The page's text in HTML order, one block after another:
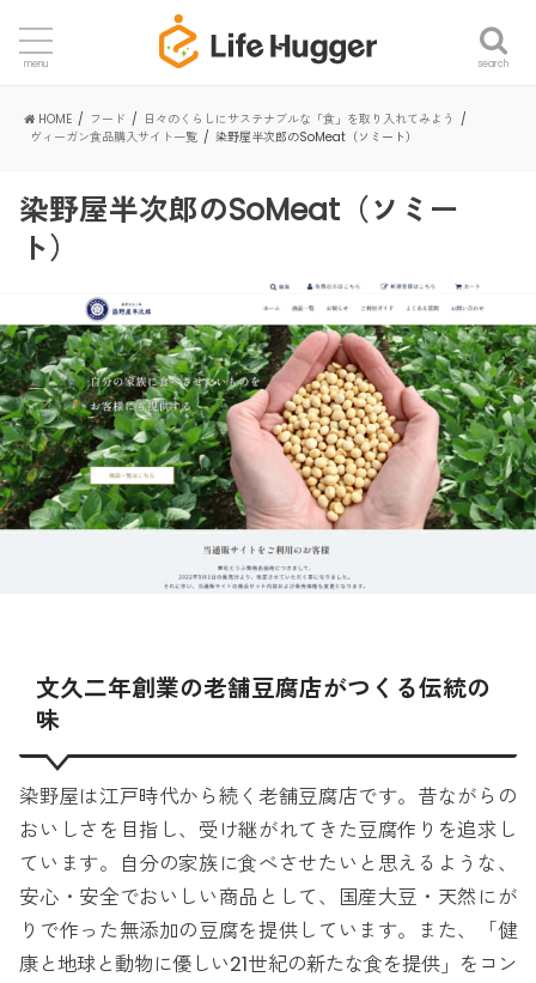
search
menu
HOME フード
日々のくらしにサステナブルな「食」を取り入れてみよう
ヴィーガン食品購入サイト一覧
染野屋半次郎のSoMeat（ソミート）
染野屋半次郎のSoMeat（ソミー
ト）
文久二年創業の老舗豆腐店がつくる伝統の
味
染野屋は江戸時代から続く老舗豆腐店です。昔ながらの
おいしさを目指し、受け継がれてきた豆腐作りを追求し
ています。自分の家族に食べさせたいと思えるような、
安心・安全でおいしい商品として、国産大豆・天然にが
りで作った無添加の豆腐を提供しています。また、「健
康と地球と動物に優しい21世紀の新たな食を提供」をコン